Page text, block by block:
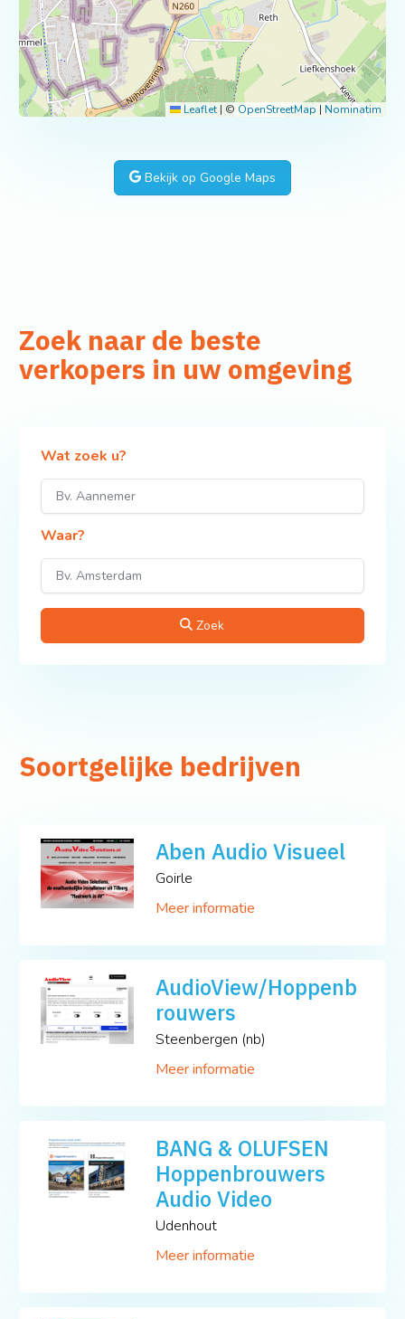
Leaflet | © OpenStreetMap | Nominatim
Bekijk op Google Maps
Zoek naar de beste
verkopers in uw omgeving
Wat zoek u?
Waar?
Zoek
Soortgelijke bedrijven
Aben Audio Visueel
Goirle
Meer informatie
AudioView/Hoppenb
rouwers
Steenbergen (nb)
Meer informatie
BANG & OLUFSEN
Hoppenbrouwers
Audio Video
Udenhout
Meer informatie